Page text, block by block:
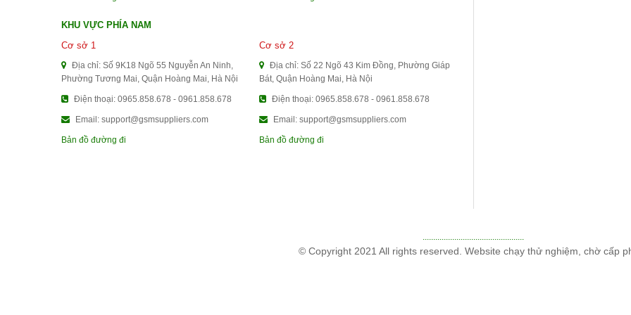
KHU VỰC PHÍA NAM
Cơ sở 1
Địa chỉ: Số 9K18 Ngõ 55 Nguyễn An Ninh,
Phường Tương Mai, Quận Hoàng Mai, Hà Nội
Điện thoại: 0965.858.678 - 0961.858.678
Email: support@gsmsuppliers.com
Bản đồ đường đi
Cơ sở 2
Địa chỉ: Số 22 Ngõ 43 Kim Đồng, Phường Giáp
Bát, Quận Hoàng Mai, Hà Nội
Điện thoại: 0965.858.678 - 0961.858.678
Email: support@gsmsuppliers.com
Bản đồ đường đi
................................................
© Copyright 2021 All rights reserved. Website chạy thử nghiệm, chờ cấp